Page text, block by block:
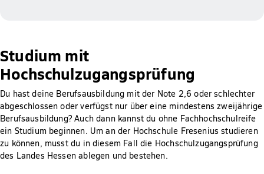
Studium mit
Hochschulzugangsprüfung
Du hast deine Berufsausbildung mit der Note 2,6 oder schlechter
abgeschlossen oder verfügst nur über eine mindestens zweijährige
Berufsausbildung? Auch dann kannst du ohne Fachhochschulreife
ein Studium beginnen. Um an der Hochschule Fresenius studieren
zu können, musst du in diesem Fall die Hochschulzugangsprüfung
des Landes Hessen ablegen und bestehen.